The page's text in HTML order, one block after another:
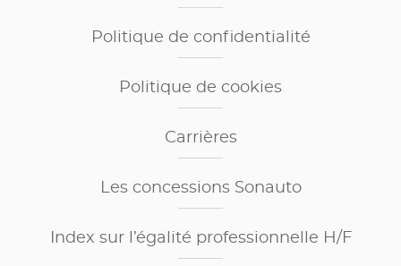
Politique de confidentialité
Politique de cookies
Carrières
Les concessions Sonauto
Index sur l’égalité professionnelle H/F